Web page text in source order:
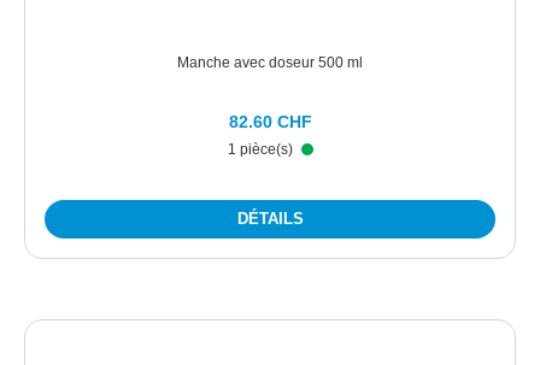
Manche avec doseur 500 ml
1 pièce(s)
82.60 CHF
DÉTAILS